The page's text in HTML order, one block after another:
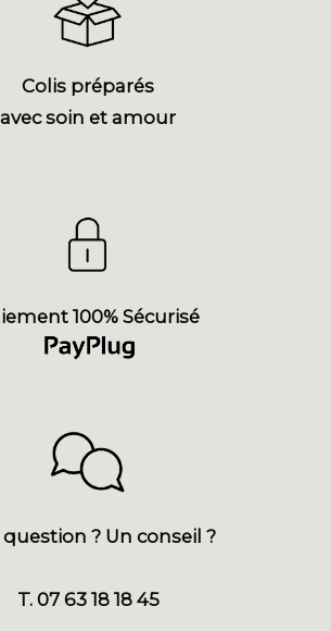
Colis préparés
avec soin et amour
100% Sécurisé
question ? Un conseil ?
T. 07 63 18 18 45